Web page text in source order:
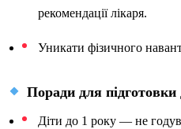
рекомендації лікаря.
Уникати фізичного
Поради для підготовки
Діти до 1 року — не